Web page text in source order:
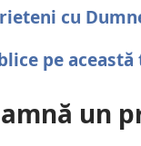
cu
pe această
un